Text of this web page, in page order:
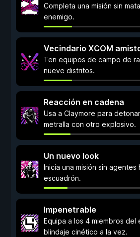
Completa una misión sin
enemigo.
Vecindario XCOM
Ten equipos de campo de
nueve distritos.
Reacción en cadena
Usa a Claymore para
metralla con otro explosivo.
Un nuevo look
Inicia una misión sin agentes
escuadrón.
Impenetrable
Equipa a los 4 miembros del
blindaje cinético a la vez.